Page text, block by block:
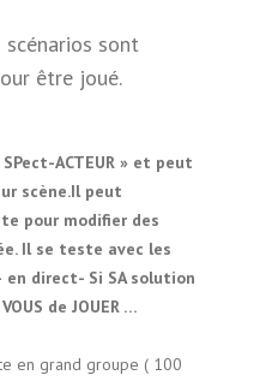
sont
être joué.
ACTEUR » et peut
scène.Il peut
pour modifier des
Il se teste avec les
en direct- Si SA solution
de JOUER …
en grand groupe ( 100